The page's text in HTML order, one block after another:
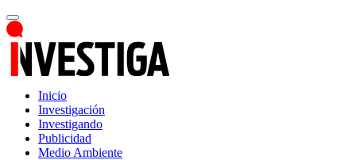
Inicio
Investigación
Investigando
Publicidad
Medio Ambiente